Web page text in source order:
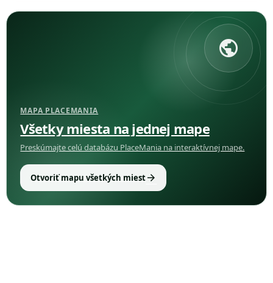
public
MAPA PLACEMANIA
Všetky miesta na jednej mape
Preskúmajte celú databázu PlaceMania na interaktívnej mape.
Otvoriť mapu všetkých miestarrow_forward